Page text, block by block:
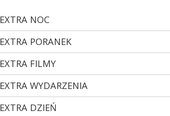
EXTRA NOC
EXTRA PORANEK
EXTRA FILMY
EXTRA WYDARZENIA
EXTRA DZIEŃ